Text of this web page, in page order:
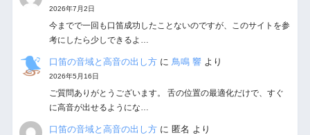
2026年7月2日
今までで一回も口笛成功したことないのですが、このサイトを参
考にしたら少しできるよ…
口笛の音域と高音の出し方 に 鳥鳴 響 より
2026年5月16日
ご質問ありがとうございます。 舌の位置の最適化だけで、すぐ
に高音が出せるようにな…
口笛の音域と高音の出し方 に 匿名 より